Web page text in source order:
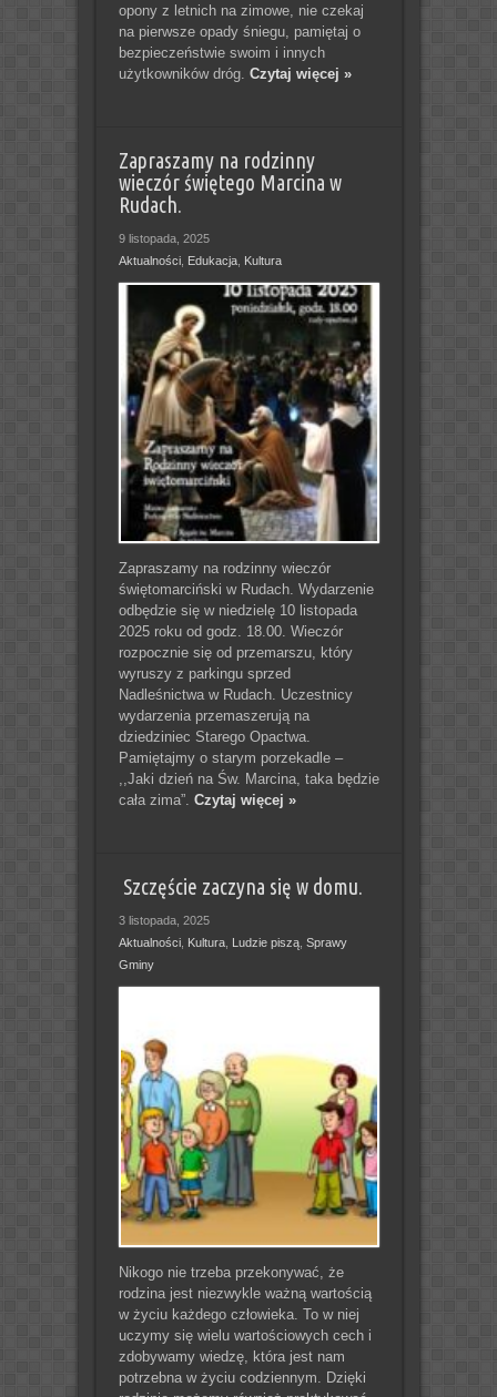
opony z letnich na zimowe, nie czekaj
na pierwsze opady śniegu, pamiętaj o
bezpieczeństwie swoim i innych
użytkowników dróg. Czytaj więcej »
Zapraszamy na rodzinny
wieczór świętego Marcina w
Rudach.
9 listopada, 2025
Aktualności, Edukacja, Kultura
Zapraszamy na rodzinny wieczór
świętomarciński w Rudach. Wydarzenie
odbędzie się w niedzielę 10 listopada
2025 roku od godz. 18.00. Wieczór
rozpocznie się od przemarszu, który
wyruszy z parkingu sprzed
Nadleśnictwa w Rudach. Uczestnicy
wydarzenia przemaszerują na
dziedziniec Starego Opactwa.
Pamiętajmy o starym porzekadle –
,,Jaki dzień na Św. Marcina, taka będzie
cała zima”. Czytaj więcej »
Szczęście zaczyna się w domu.
3 listopada, 2025
Aktualności, Kultura, Ludzie piszą, Sprawy
Gminy
Nikogo nie trzeba przekonywać, że
rodzina jest niezwykle ważną wartością
w życiu każdego człowieka. To w niej
uczymy się wielu wartościowych cech i
zdobywamy wiedzę, która jest nam
potrzebna w życiu codziennym. Dzięki